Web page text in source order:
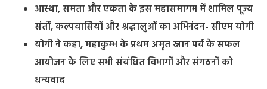
आस्था, समता और एकता के इस महासमागम में शामिल पूज्य
संतों, कल्पवासियों और श्रद्धालुओं का अभिनंदन- सीएम योगी
योगी ने कहा, महाकुम्भ के प्रथम अमृत स्नान पर्व के सफल
आयोजन के लिए सभी संबंधित विभागों और संगठनों को
धन्यवाद